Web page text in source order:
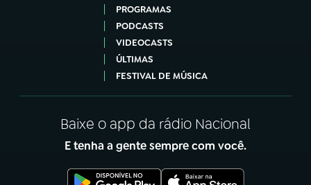
PROGRAMAS
PODCASTS
VIDEOCASTS
ÚLTIMAS
FESTIVAL DE MÚSICA
Baixe o app da rádio Nacional
E tenha a gente sempre com você.